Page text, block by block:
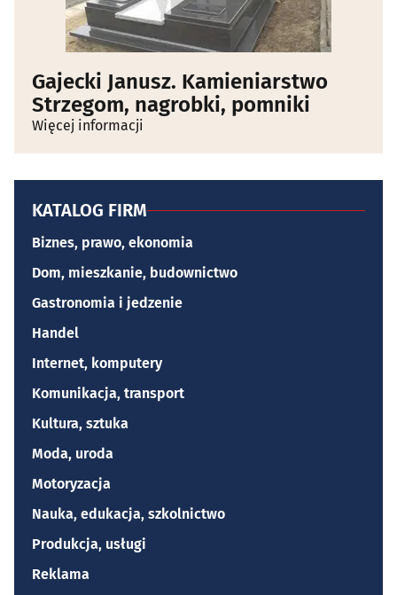
Gajecki Janusz. Kamieniarstwo
Strzegom, nagrobki, pomniki
Więcej informacji
KATALOG FIRM
Biznes, prawo, ekonomia
Dom, mieszkanie, budownictwo
Gastronomia i jedzenie
Handel
Internet, komputery
Komunikacja, transport
Kultura, sztuka
Moda, uroda
Motoryzacja
Nauka, edukacja, szkolnictwo
Produkcja, usługi
Reklama